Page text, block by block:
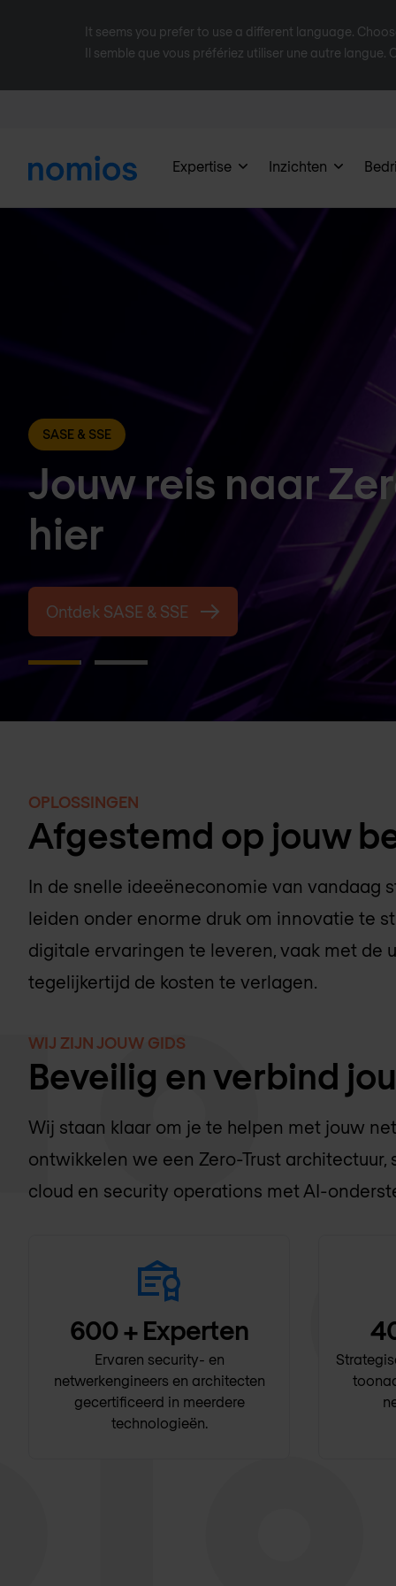
It seems you prefer to use a different language.
Il semble que vous préfériez utiliser une autre langue.
Expertise Inzichten
SASE & SSE
Jouw reis naar
hier
Ontdek SASE & SSE
OPLOSSINGEN
Afgestemd op jouw
In de snelle ideeëneconomie van vandaag
leiden onder enorme druk om innovatie te
digitale ervaringen te leveren, vaak met de
tegelijkertijd de kosten te verlagen.
WIJ ZIJN JOUW GIDS
Beveilig en verbind
Wij staan klaar om je te helpen met jouw
ontwikkelen we een Zero-Trust
cloud en security operations met AI-
600+ Experten
Ervaren security- en
netwerkengineers en architecten
gecertificeerd in meerdere
technologieën.